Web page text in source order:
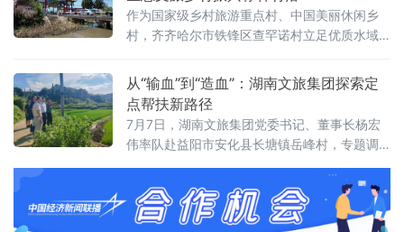
方共赢的乡村振兴新路子。平兴村聚焦农户
作为国家级乡村旅游重点村、中国美丽休闲乡
村，齐齐哈尔市铁锋区查罕诺村立足优质水域
展模式，持续完善文旅业态、夯实配套基础，
成功入选世界旅游联盟旅游助力乡村振兴典型
案例，成为黑土地上以生态文旅赋能乡村全面
振兴的标杆村落。查罕诺村全域面积23.8平方
公里，水域资源丰沛优越，坐拥3850亩天然湖
从“输血”到“造血”：湖南文旅集团探索定
点帮扶新路径
7月7日，湖南文旅集团党委书记、董事长杨宏
伟率队赴益阳市安化县长塘镇岳峰村，专题调
头、产业基地和基础设施项目现场，实地察看
帮扶进展，并围绕产业可持续发展、防止返贫
动态监测等关键环节提出明确要求，推动帮扶